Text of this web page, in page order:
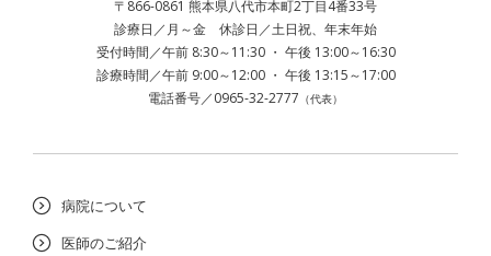
〒866-0861 熊本県八代市本町2丁目4番33号
診療日／月～金 休診日／土日祝、年末年始
受付時間／午前 8:30～11:30 ・ 午後 13:00～16:30
診療時間／午前 9:00～12:00 ・ 午後 13:15～17:00
電話番号／0965-32-2777 （代表）
病院について
医師のご紹介